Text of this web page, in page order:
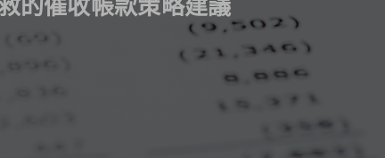
的催收帳款策略建議